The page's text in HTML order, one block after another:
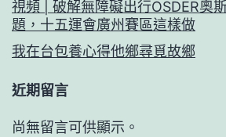
視頻 | 破解無障礙出行OSDER奧
題，十五運會廣州賽區這樣做
我在台包養心得他鄉尋覓故鄉
近期留言
尚無留言可供顯示。